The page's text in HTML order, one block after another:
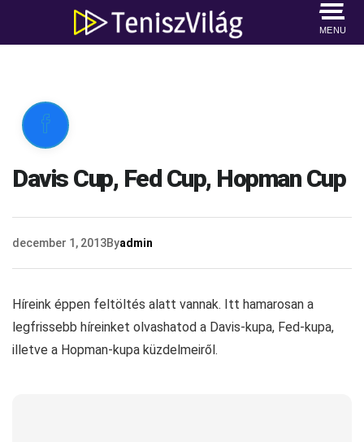
MENU

Davis Cup, Fed Cup, Hopman Cup
december 1, 2013Byadmin
Híreink éppen feltöltés alatt vannak. Itt hamarosan a
legfrissebb híreinket olvashatod a Davis-kupa, Fed-kupa,
illetve a Hopman-kupa küzdelmeiről.